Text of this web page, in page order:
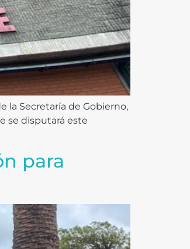
la Secretaría de Gobierno,
se disputará este
para